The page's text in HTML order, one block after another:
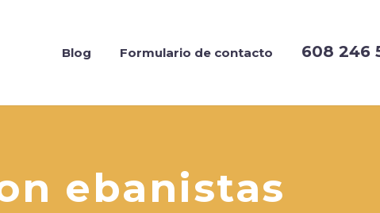
Blog Formulario de contacto 608 246
ebanistas